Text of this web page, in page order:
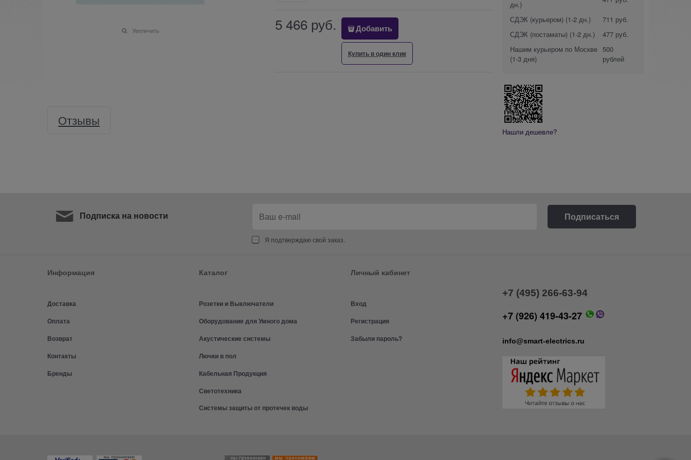
Увеличить 5 466 руб. Добавить
Купить в один клик
Отзывы
дн.)
СДЭК (курьером) (1-2 дн.)
711 руб.
СДЭК (постаматы) (1-2 дн.)
477 руб.
Нашим курьером по Москве
(1-3 дня)
500
рублей
Нашли дешевле?
Подписка на новости
Я подтверждаю свой заказ.
Информация
Доставка
Оплата
Возврат
Контакты
Бренды
Каталог
Розетки и Выключатели
Оборудование для Умного дома
Акустические системы
Лючки в пол
Кабельная Продукция
Светотехника
Системы защиты от протечек воды
Личный кабинет
Вход
Регистрация
Забыли пароль?
+7 (495) 266-63-94
+7 (926) 419-43-27
info@smart-electrics.ru